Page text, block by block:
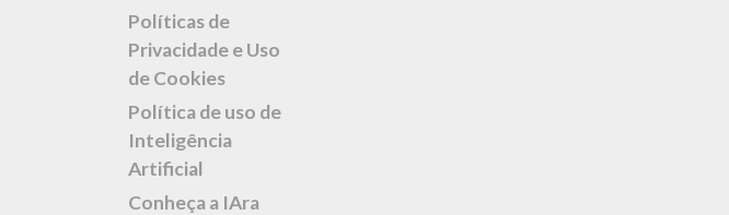
Políticas de
Privacidade e Uso
de Cookies
Política de uso de
Inteligência
Artificial
Conheça a IAra